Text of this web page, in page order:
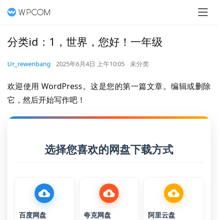
分类id：1，世界，您好！一年级
Ur_rewenbang 2025年6月4日 上午10:05 未分类
欢迎使用 WordPress。这是您的第一篇文章。编辑或删除
它，然后开始写作吧！
选择您喜欢的网盘下载方式
百度网盘 夸克网盘 阿里云盘